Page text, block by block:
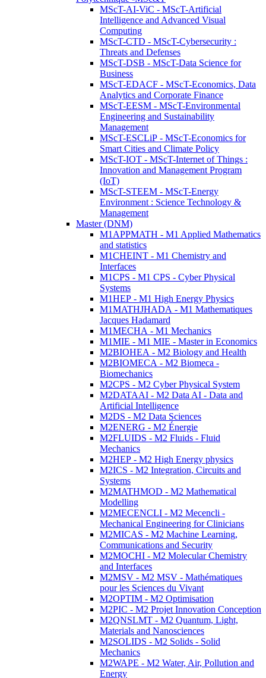
MScT-AI-ViC - MScT-Artificial
Intelligence and Advanced Visual
Computing
MScT-CTD - MScT-Cybersecurity :
Threats and Defenses
MScT-DSB - MScT-Data Science for
Business
MScT-EDACF - MScT-Economics, Data
Analytics and Corporate Finance
MScT-EESM - MScT-Environmental
Engineering and Sustainability
Management
MScT-ESCLiP - MScT-Economics for
Smart Cities and Climate Policy
MScT-IOT - MScT-Internet of Things :
Innovation and Management Program
(IoT)
MScT-STEEM - MScT-Energy
Environment : Science Technology &
Management
Master (DNM)
M1APPMATH - M1 Applied Mathematics
and statistics
M1CHEINT - M1 Chemistry and
Interfaces
M1CPS - M1 CPS - Cyber Physical
Systems
M1HEP - M1 High Energy Physics
M1MATHJHADA - M1 Mathematiques
Jacques Hadamard
M1MECHA - M1 Mechanics
M1MIE - M1 MIE - Master in Economics
M2BIOHEA - M2 Biology and Health
M2BIOMECA - M2 Biomeca -
Biomechanics
M2CPS - M2 Cyber Physical System
M2DATAAI - M2 Data AI - Data and
Artificial Intelligence
M2DS - M2 Data Sciences
M2ENERG - M2 Énergie
M2FLUIDS - M2 Fluids - Fluid
Mechanics
M2HEP - M2 High Energy physics
M2ICS - M2 Integration, Circuits and
Systems
M2MATHMOD - M2 Mathematical
Modelling
M2MECENCLI - M2 Mecencli -
Mechanical Engineering for Clinicians
M2MICAS - M2 Machine Learning,
Communications and Security
M2MOCHI - M2 Molecular Chemistry
and Interfaces
M2MSV - M2 MSV - Mathématiques
pour les Sciences du Vivant
M2OPTIM - M2 Optimisation
M2PIC - M2 Projet Innovation Conception
M2QNSLMT - M2 Quantum, Light,
Materials and Nanosciences
M2SOLIDS - M2 Solids - Solid
Mechanics
M2WAPE - M2 Water, Air, Pollution and
Energy